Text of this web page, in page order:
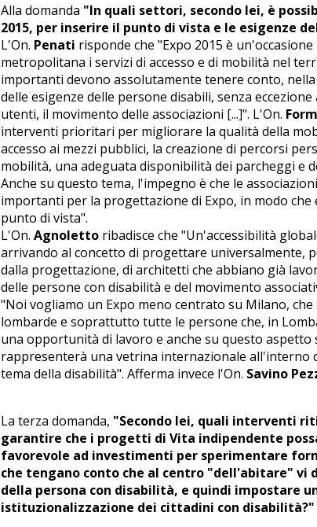
Alla domanda "In quali settori, secondo lei, è
2015, per inserire il punto di vista e le esigenze
L'On. Penati risponde che "Expo 2015 è
metropolitana i servizi di accesso e di mobilità nel
importanti devono assolutamente tenere conto,
delle esigenze delle persone disabili, senza
utenti, il movimento delle associazioni [...]". L'On.
interventi prioritari per migliorare la qualità della
accesso ai mezzi pubblici, la creazione di percorsi
mobilità, una adeguata disponibilità dei parcheggi e
Anche su questo tema, l'impegno è che le
importanti per la progettazione di Expo, in modo che
punto di vista".
L'On. Agnoletto ribadisce che "Un'accessibilità
arrivando al concetto di progettare universalmente,
dalla progettazione, di architetti che abbiano già
delle persone con disabilità e del movimento
"Noi vogliamo un Expo meno centrato su Milano,
lombarde e soprattutto tutte le persone che, in
una opportunità di lavoro e anche su questo
rappresenterà una vetrina internazionale all'interno
tema della disabilità". Afferma invece l'On. Savino
La terza domanda, "Secondo lei, quali interventi
garantire che i progetti di Vita indipendente
favorevole ad investimenti per sperimentare
che tengano conto che al centro "dell'abitare" vi
della persona con disabilità, e quindi impostare
istituzionalizzazione dei cittadini con disabilità?"